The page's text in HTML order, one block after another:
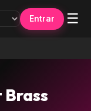
Entrar ☰